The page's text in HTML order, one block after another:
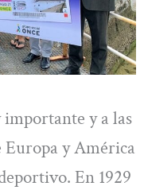
y a las
Europa y América
En 1929